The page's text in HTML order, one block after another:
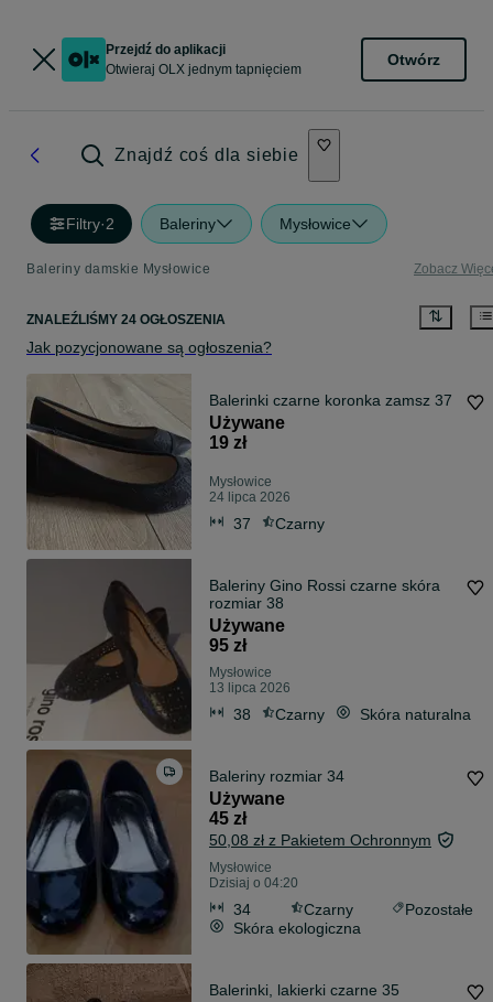
Przejdź do aplikacji
Otwieraj OLX jednym tapnięciem
Otwórz
Znajdź coś dla siebie
Filtry·2 Baleriny Mysłowice
Baleriny damskie Mysłowice Zobacz
ZNALEŹLIŚMY 24 OGŁOSZENIA
Jak pozycjonowane są ogłoszenia?
Balerinki czarne koronka zamsz 37
Używane
19 zł
Mysłowice
24 lipca 2026
37 Czarny
Baleriny Gino Rossi czarne skóra
rozmiar 38
Używane
95 zł
Mysłowice
13 lipca 2026
38 Czarny Skóra naturalna
Baleriny rozmiar 34
Używane
45 zł
50,08 zł z Pakietem Ochronnym
Mysłowice
Dzisiaj o 04:20
34 Czarny
Pozostałe
Skóra ekologiczna
Balerinki, lakierki czarne 35